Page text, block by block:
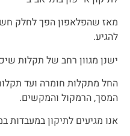
מאז שהפלאפון הפך לחלק
להגיע.
ישנן מגוון רחב של תקלות
החל מתקלות חומרה ועד
המסך, הרמקול והמקשים.
אנו מגיעים לתיקון